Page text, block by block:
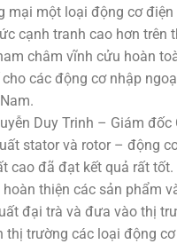
mại một loại động cơ điện
cạnh tranh cao hơn trên
châm vĩnh cửu hoàn
các động cơ nhập
Duy Trinh – Giám đốc
stator và rotor – động
cao đã đạt kết quả rất tốt.
thiện các sản phẩm
đại trà và đưa vào thị
trường các loại động cơ